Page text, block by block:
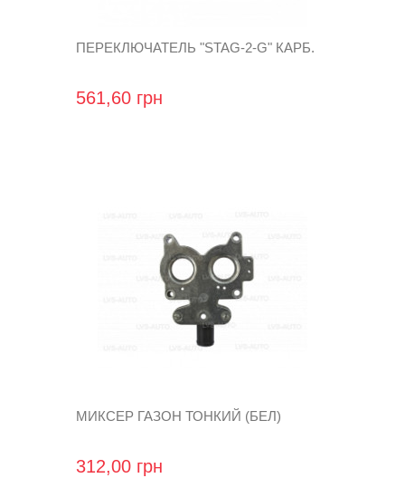
ПЕРЕКЛЮЧАТЕЛЬ "STAG-2-G" КАРБ.
561,60 грн
МИКСЕР ГАЗОН ТОНКИЙ (БЕЛ)
312,00 грн